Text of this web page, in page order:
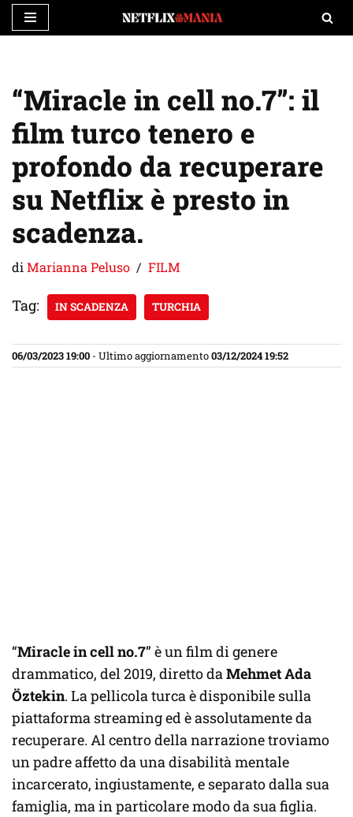
contenuto
“Miracle in cell no.7”: il
film turco tenero e
profondo da recuperare
su Netflix è presto in
scadenza.
di Marianna Peluso FILM
Tag: IN SCADENZA TURCHIA
06/03/2023 19:00 - Ultimo aggiornamento03/12/2024 19:52
“Miracle in cell no.7” è un film di genere
drammatico, del 2019, diretto da Mehmet Ada
Öztekin. La pellicola turca è disponibile sulla
piattaforma streaming ed è assolutamente da
recuperare. Al centro della narrazione troviamo
un padre affetto da una disabilità mentale
incarcerato, ingiustamente, e separato dalla sua
famiglia, ma in particolare modo da sua figlia.